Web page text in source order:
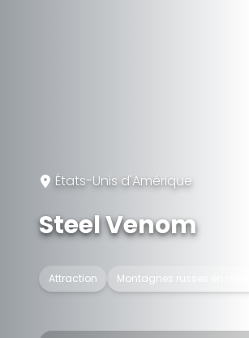
États-Unis d'Amérique
Steel Venom
Attraction Montagnes russes en métal